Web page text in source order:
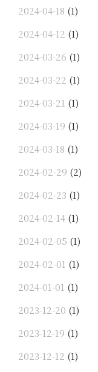
2024-04-18 (1)
2024-04-12 (1)
2024-03-26 (1)
2024-03-22 (1)
2024-03-21 (1)
2024-03-19 (1)
2024-03-18 (1)
2024-02-29 (2)
2024-02-23 (1)
2024-02-14 (1)
2024-02-05 (1)
2024-02-01 (1)
2024-01-01 (1)
2023-12-20 (1)
2023-12-19 (1)
2023-12-12 (1)